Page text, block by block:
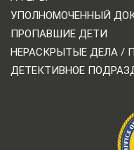
УПОЛНОМОЧЕННЫЙ
ПРОПАВШИЕ ДЕТИ
НЕРАСКРЫТЫЕ ДЕЛА /
ДЕТЕКТИВНОЕ